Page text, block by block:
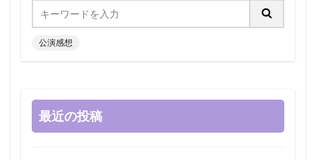
公演感想
最近の投稿